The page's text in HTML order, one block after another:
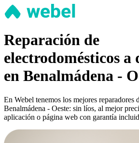
Reparación de
electrodomésticos
en Benalmádena -
En Webel tenemos los mejores reparadores
Benalmádena - Oeste: sin líos, al mejor
aplicación o página web con garantía